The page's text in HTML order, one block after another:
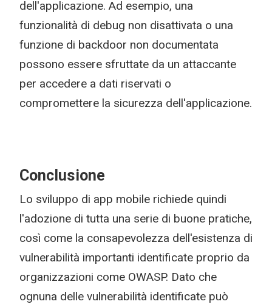
dell'applicazione. Ad esempio, una
funzionalità di debug non disattivata o una
funzione di backdoor non documentata
possono essere sfruttate da un attaccante
per accedere a dati riservati o
compromettere la sicurezza dell'applicazione.
Conclusione
Lo sviluppo di app mobile richiede quindi
l'adozione di tutta una serie di buone pratiche,
così come la consapevolezza dell'esistenza di
vulnerabilità importanti identificate proprio da
organizzazioni come OWASP. Dato che
ognuna delle vulnerabilità identificate può